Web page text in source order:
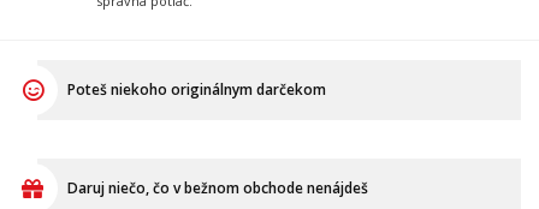
Ukáž, že aj mäkký darček môže byť pecka!